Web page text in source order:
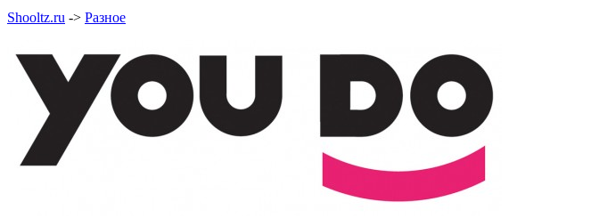
Shooltz.ru -> Разное